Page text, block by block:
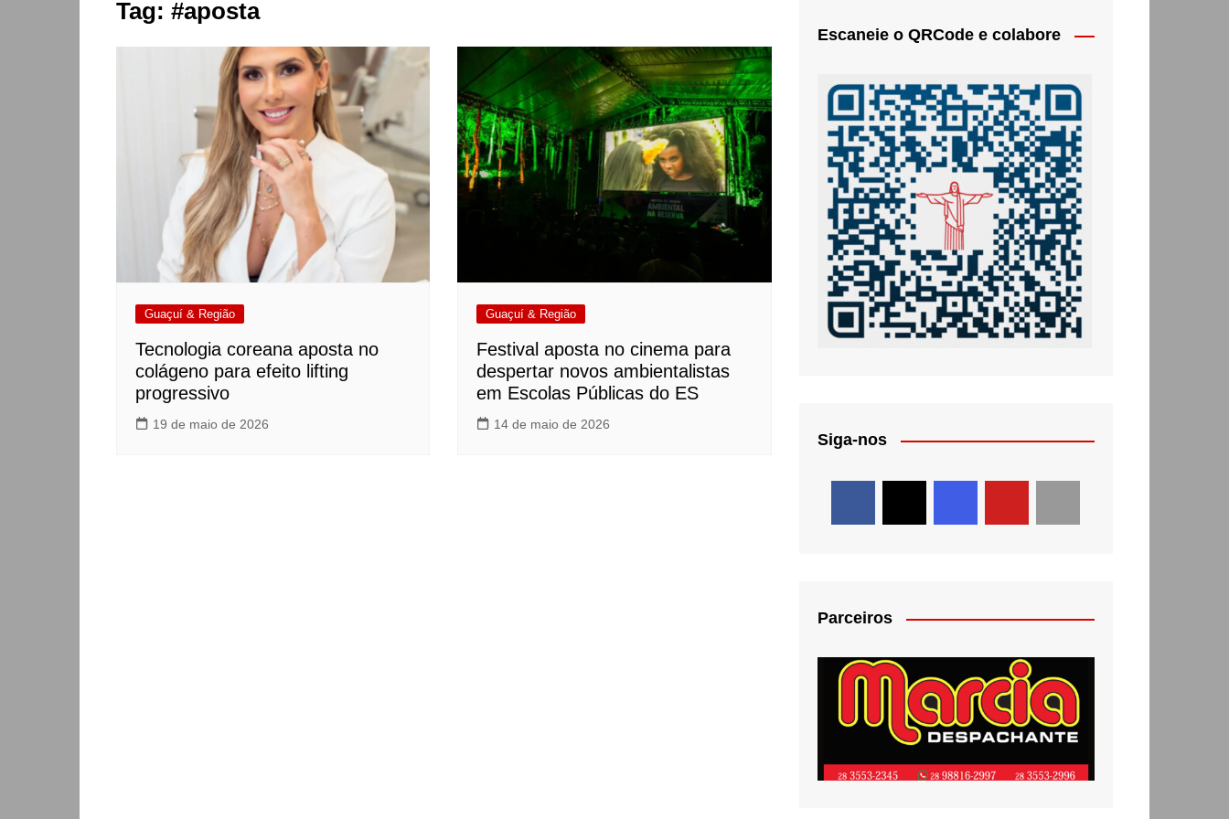
Tag: #aposta
Guaçuí & Região
Tecnologia coreana aposta no
colágeno para efeito lifting
progressivo
19 de maio de 2026
Guaçuí & Região
Festival aposta no cinema para
despertar novos ambientalistas
em Escolas Públicas do ES
14 de maio de 2026
Escaneie o QRCode e colabore
Siga-nos
Parceiros